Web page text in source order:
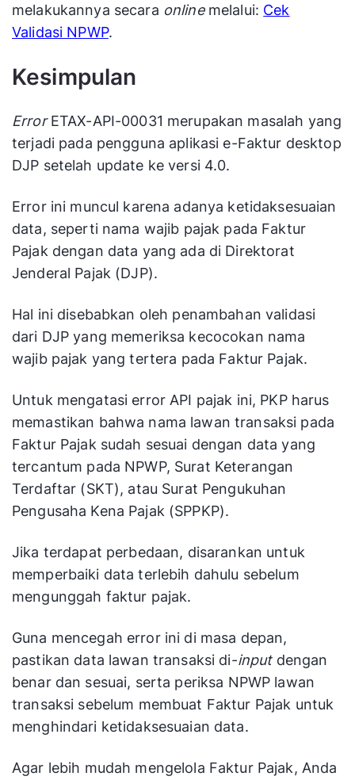
melakukannya secara online melalui: Cek
Validasi NPWP.
Kesimpulan
ErrorETAX-API-00031 merupakan masalah yang
terjadi pada pengguna aplikasi e-Faktur desktop
DJP setelah update ke versi 4.0.
Error ini muncul karena adanya ketidaksesuaian
data, seperti nama wajib pajak pada Faktur
Pajak dengan data yang ada di Direktorat
Jenderal Pajak (DJP).
Hal ini disebabkan oleh penambahan validasi
dari DJP yang memeriksa kecocokan nama
wajib pajak yang tertera pada Faktur Pajak.
Untuk mengatasi error API pajak ini, PKP harus
memastikan bahwa nama lawan transaksi pada
Faktur Pajak sudah sesuai dengan data yang
tercantum pada NPWP, Surat Keterangan
Terdaftar (SKT), atau Surat Pengukuhan
Pengusaha Kena Pajak (SPPKP).
Jika terdapat perbedaan, disarankan untuk
memperbaiki data terlebih dahulu sebelum
mengunggah faktur pajak.
Guna mencegah error ini di masa depan,
pastikan data lawan transaksi di-inputdengan
benar dan sesuai, serta periksa NPWP lawan
transaksi sebelum membuat Faktur Pajak untuk
menghindari ketidaksesuaian data.
Agar lebih mudah mengelola Faktur Pajak, Anda